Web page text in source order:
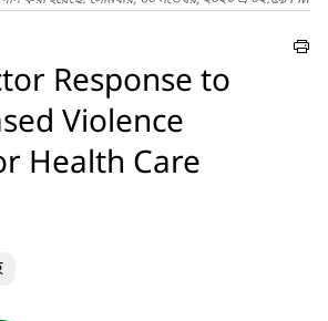
Response to
Violence
Health Care